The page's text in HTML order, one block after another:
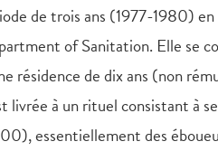
de trois ans (1977-1980)
of Sanitation. Elle se
résidence de dix ans (non
livrée à un rituel consistant à
essentiellement des